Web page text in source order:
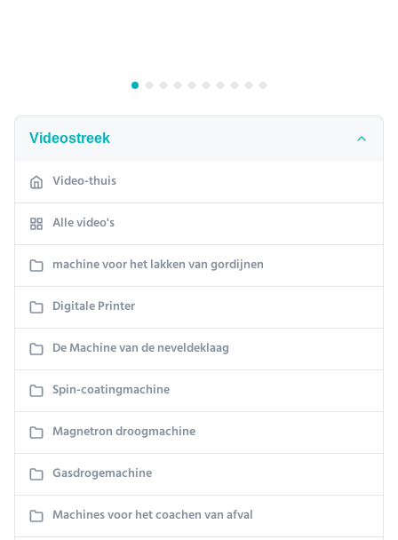
Videostreek
Video-thuis
Alle video's
machine voor het lakken van gordijnen
Digitale Printer
De Machine van de neveldeklaag
Spin-coatingmachine
Magnetron droogmachine
Gasdrogemachine
Machines voor het coachen van afval